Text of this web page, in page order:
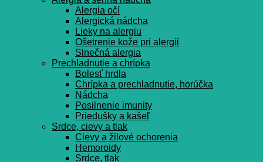
Alergia očí
Alergická nádcha
Lieky na alergiu
Ošetrenie kože pri alergii
Slnečná alergia
Prechladnutie a chrípka
Bolesť hrdla
Chrípka a prechladnutie, horúčka
Nádcha
Posilnenie imunity
Priedušky a kašeľ
Srdce, cievy a tlak
Cievy a žilové ochorenia
Hemoroidy
Srdce, tlak